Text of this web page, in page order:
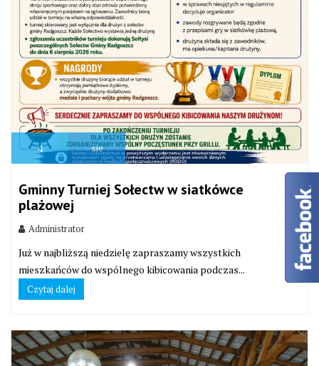
4 sie
Gminny Turniej Sołectw w siatkówce
plażowej
Administrator
Już w najbliższą niedzielę zapraszamy wszystkich
mieszkańców do wspólnego kibicowania podczas...
Czytaj dalej